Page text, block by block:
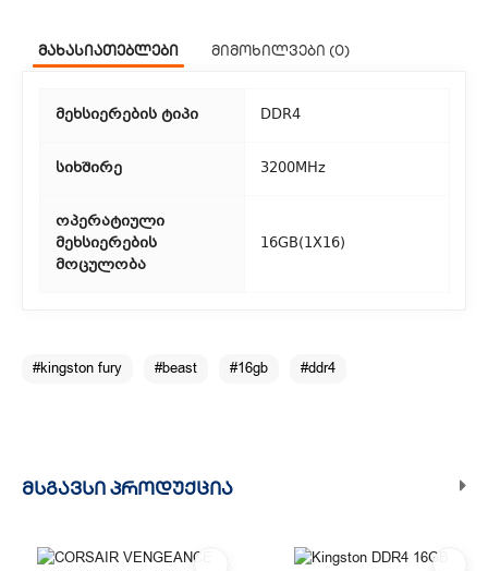
თბილისის მასშტაბით.
აიღოთ თქვენი შეკვეთა ჩვენი ფილიალიდან.
3. საფოსტო მიწოდება
რეგიონებიდან შეკვეთებისთვის ხელმისაწვდომია საფოსტო
მიწოდება. მიწოდების დრო დამოკიდებულია
მახასიათებლები მიმოხილვები (0)
მეხსიერების ტიპი DDR4
სიხშირე 3200MHz
ოპერატიული
მეხსიერების
მოცულობა
16GB(1X16)
#kingston fury #beast #16gb #ddr4
ᲛᲡᲒᲐᲕᲡᲘ ᲞᲠᲝᲓᲣᲥᲪᲘᲐ